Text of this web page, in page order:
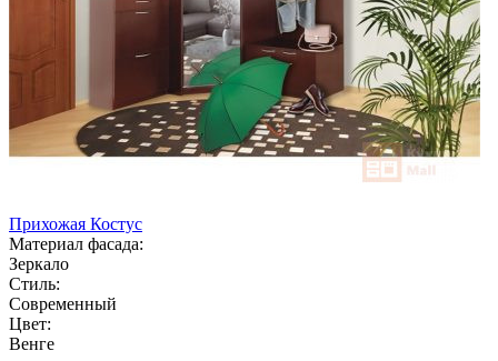
Прихожая Костус
Материал фасада:
Зеркало
Стиль:
Современный
Цвет:
Венге